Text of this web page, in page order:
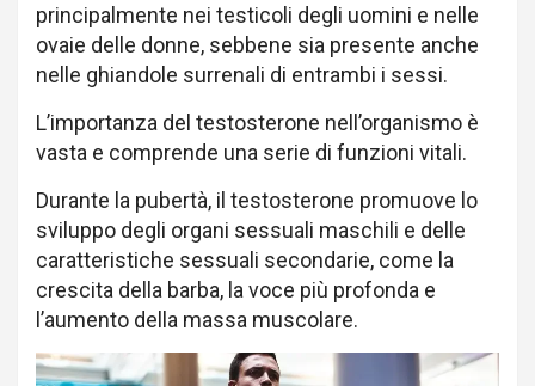
principalmente nei testicoli degli uomini e nelle
ovaie delle donne, sebbene sia presente anche
nelle ghiandole surrenali di entrambi i sessi.
L’importanza del testosterone nell’organismo è
vasta e comprende una serie di funzioni vitali.
Durante la pubertà, il testosterone promuove lo
sviluppo degli organi sessuali maschili e delle
caratteristiche sessuali secondarie, come la
crescita della barba, la voce più profonda e
l’aumento della massa muscolare.